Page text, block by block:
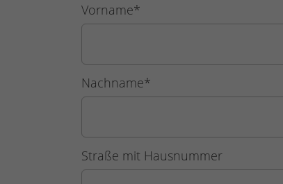
Vorname*
Nachname*
Straße mit Hausnummer